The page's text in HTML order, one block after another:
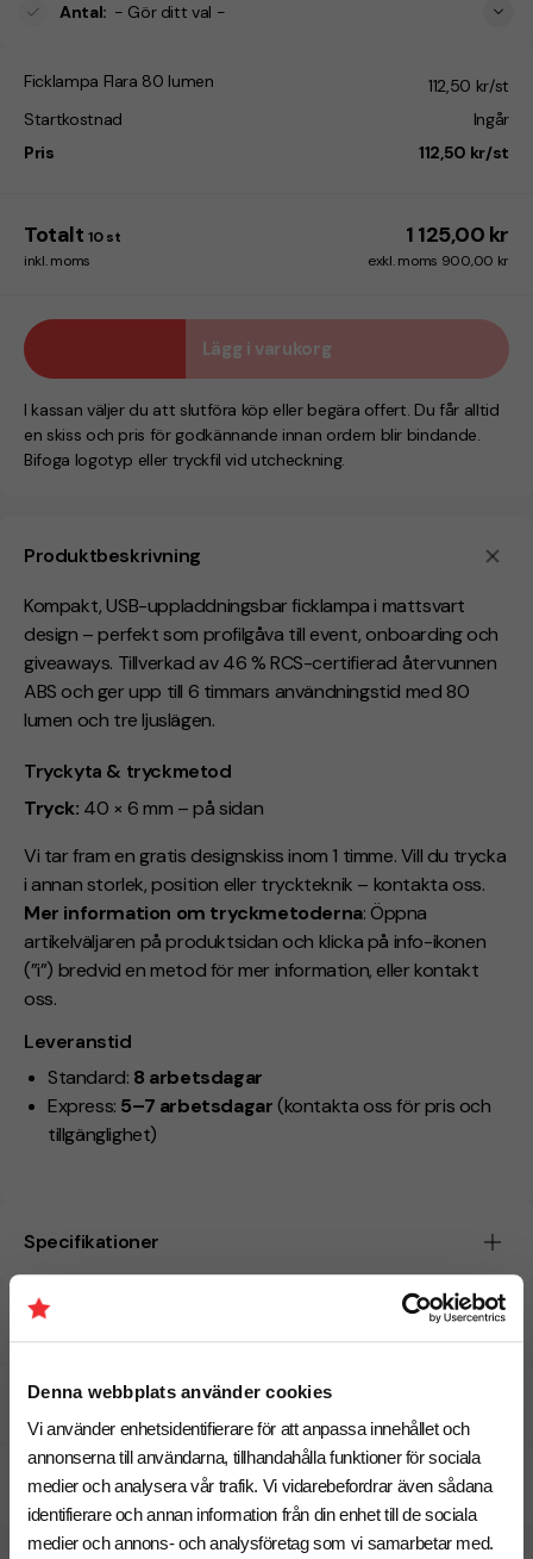
Denna webbplats använder cookies
Vi använder enhetsidentifierare för att anpassa innehållet och
annonserna till användarna, tillhandahålla funktioner för sociala
medier och analysera vår trafik. Vi vidarebefordrar även sådana
identifierare och annan information från din enhet till de sociala
medier och annons- och analysföretag som vi samarbetar med.
Produktbeskrivning
Kompakt, USB-uppladdningsbar ficklampa i mattsvart
design – perfekt som profilgåva till event, onboarding och
giveaways. Tillverkad av 46 % RCS-certifierad återvunnen
ABS och ger upp till 6 timmars användningstid med 80
lumen och tre ljuslägen.
Tryckyta & tryckmetod
Tryck: 40 × 6 mm – på sidan
Vi tar fram en gratis designskiss inom 1 timme. Vill du trycka
i annan storlek, position eller tryckteknik – kontakta oss.
Mer information om tryckmetoderna: Öppna
artikelväljaren på produktsidan och klicka på info-ikonen
(”i”) bredvid en metod för mer information, eller kontakt
oss.
Leveranstid
Standard: 8 arbetsdagar
Express: 5–7 arbetsdagar(kontakta oss för pris och
tillgänglighet)
Specifikationer
Tryckmetoder
Pristabell
CO₂e -avtryck
Antal: - Gör ditt val -
Ficklampa Flara 80 lumen
112,50 kr/st
Startkostnad
Ingår
Pris
112,50 kr/st
Totalt 10 st 1 125,00 kr
inkl. moms exkl. moms 900,00 kr
Lägg i varukorg
I kassan väljer du att slutföra köp eller begära offert. Du får alltid
en skiss och pris för godkännande innan ordern blir bindande.
Bifoga logotyp eller tryckfil vid utcheckning.